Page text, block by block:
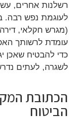
רשלנות אחרים,
לעוגמת נפש רבה.
(מגרש חקלאי,
עומדת לרשותך
כדי להבטיח שאכן
לשגרה, לעתים
הכתובת
הביטוח